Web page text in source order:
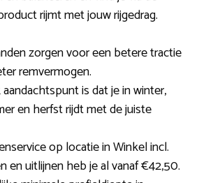
rijmt met jouw rijgedrag.
zorgen voor een betere tractie
remvermogen.
is dat je in winter,
en herfst rijdt met de juiste
op locatie in Winkel incl.
en uitlijnen heb je al vanaf €42,50.